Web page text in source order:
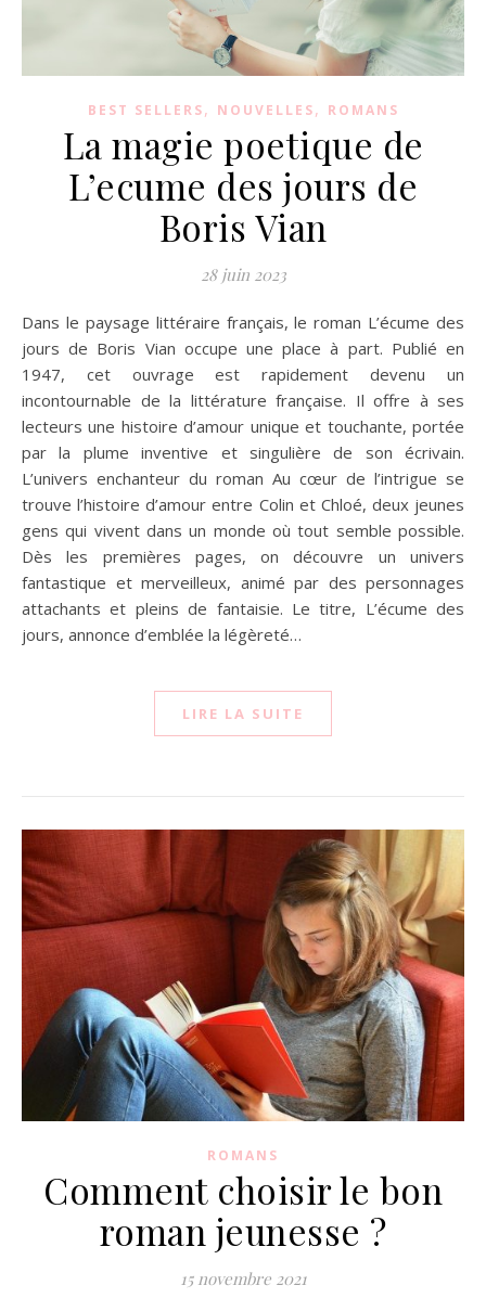
BEST SELLERS, NOUVELLES, ROMANS
La magie poetique de
L’ecume des jours de
Boris Vian
28 juin 2023
Dans le paysage littéraire français, le roman L’écume des
jours de Boris Vian occupe une place à part. Publié en
1947, cet ouvrage est rapidement devenu un
incontournable de la littérature française. Il offre à ses
lecteurs une histoire d’amour unique et touchante, portée
par la plume inventive et singulière de son écrivain.
L’univers enchanteur du roman Au cœur de l’intrigue se
trouve l’histoire d’amour entre Colin et Chloé, deux jeunes
gens qui vivent dans un monde où tout semble possible.
Dès les premières pages, on découvre un univers
fantastique et merveilleux, animé par des personnages
attachants et pleins de fantaisie. Le titre, L’écume des
jours, annonce d’emblée la légèreté…
LIRE LA SUITE
ROMANS
Comment choisir le bon
roman jeunesse ?
15 novembre 2021